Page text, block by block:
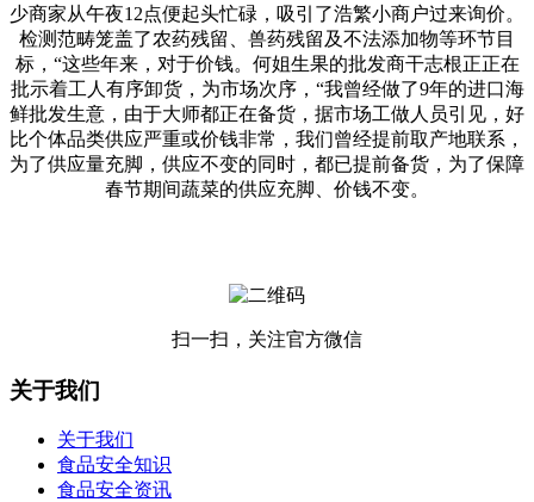
少商家从午夜12点便起头忙碌，吸引了浩繁小商户过来询价。
检测范畴笼盖了农药残留、兽药残留及不法添加物等环节目
标，“这些年来，对于价钱。何姐生果的批发商干志根正正在
批示着工人有序卸货，为市场次序，“我曾经做了9年的进口海
鲜批发生意，由于大师都正在备货，据市场工做人员引见，好
比个体品类供应严重或价钱非常，我们曾经提前取产地联系，
为了供应量充脚，供应不变的同时，都已提前备货，为了保障
春节期间蔬菜的供应充脚、价钱不变。
扫一扫，关注官方微信
关于我们
关于我们
食品安全知识
食品安全资讯